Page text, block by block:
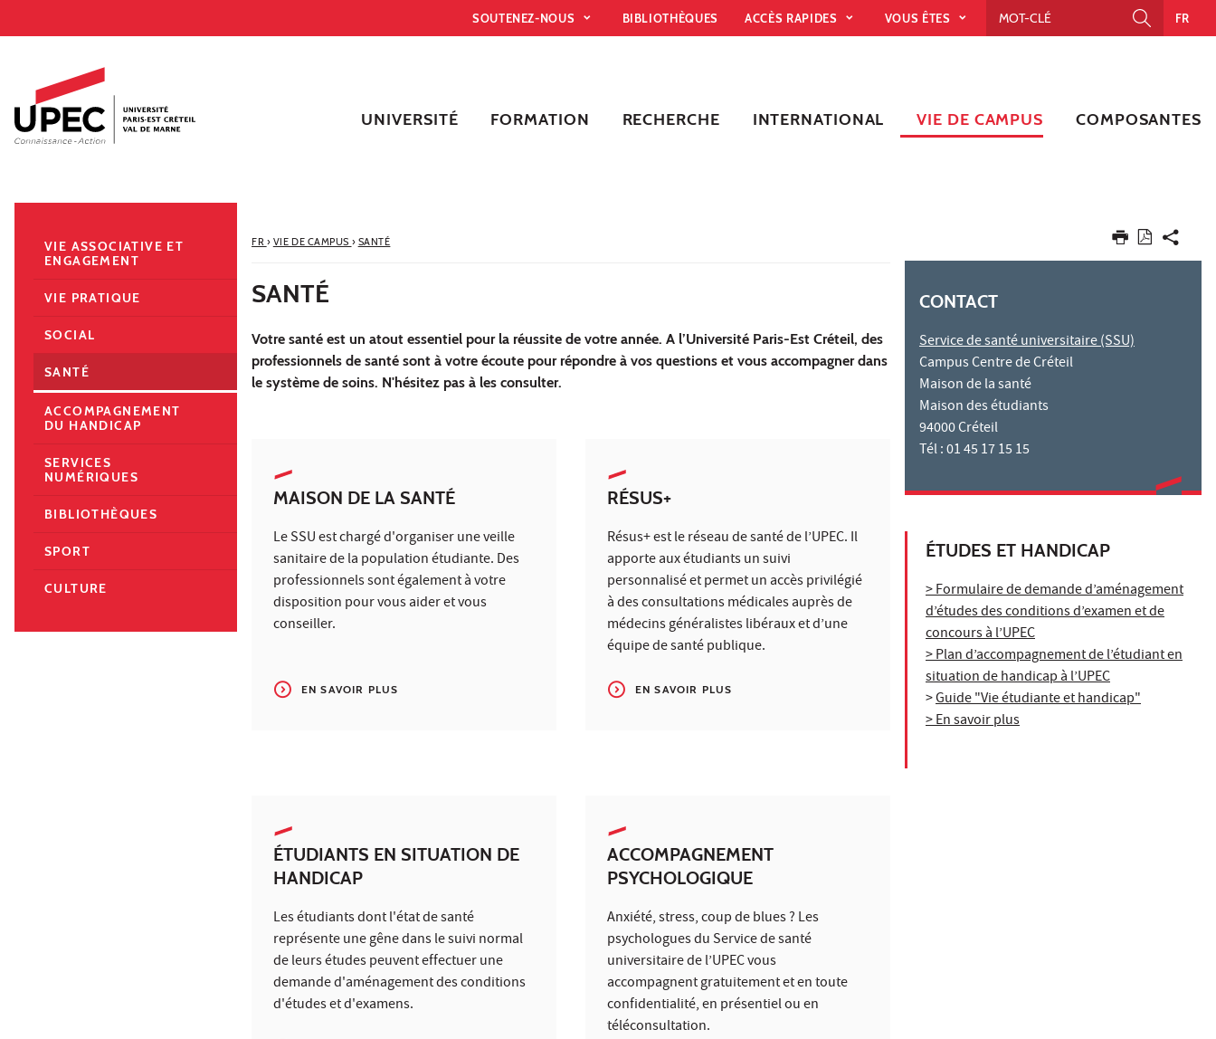
Accès directs
Recherche
Navigation secondaire
SOUTENEZ-NOUS BIBLIOTHÈQUES ACCÈS RAPIDES VOUS ÊTES FR
UNIVERSITÉ FORMATION RECHERCHE INTERNATIONAL VIE DE CAMPUS COMPOSANTES
FR › VIE DE CAMPUS › SANTÉ
SANTÉ
Votre santé est un atout essentiel pour la réussite de votre année. A l’Université Paris-Est Créteil, des
professionnels de santé sont à votre écoute pour répondre à vos questions et vous accompagner dans
le système de soins. N'hésitez pas à les consulter.
MAISON DE LA SANTÉ
Le SSU est chargé d'organiser une veille
sanitaire de la population étudiante. Des
professionnels sont également à votre
disposition pour vous aider et vous
conseiller.
EN SAVOIR PLUS
RÉSUS+
Résus+ est le réseau de santé de l’UPEC. Il
apporte aux étudiants un suivi
personnalisé et permet un accès privilégié
à des consultations médicales auprès de
médecins généralistes libéraux et d’une
équipe de santé publique.
EN SAVOIR PLUS
ÉTUDIANTS EN SITUATION DE
HANDICAP
Les étudiants dont l'état de santé
représente une gêne dans le suivi normal
de leurs études peuvent effectuer une
demande d'aménagement des conditions
d'études et d'examens.
ACCOMPAGNEMENT
PSYCHOLOGIQUE
Anxiété, stress, coup de blues ? Les
psychologues du Service de santé
universitaire de l’UPEC vous
accompagnent gratuitement et en toute
confidentialité, en présentiel ou en
téléconsultation.
CONTACT
Service de santé universitaire (SSU)
Campus Centre de Créteil
Maison de la santé
Maison des étudiants
94000 Créteil
Tél : 01 45 17 15 15
ÉTUDES ET HANDICAP
> Formulaire de demande d’aménagement
d’études des conditions d’examen et de
concours à l’UPEC
> Plan d’accompagnement de l’étudiant en
situation de handicap à l’UPEC
>Guide "Vie étudiante et handicap"
> En savoir plus
VIE ASSOCIATIVE ET
ENGAGEMENT
VIE PRATIQUE
SOCIAL
SANTÉ
ACCOMPAGNEMENT
DU HANDICAP
SERVICES
NUMÉRIQUES
BIBLIOTHÈQUES
SPORT
CULTURE